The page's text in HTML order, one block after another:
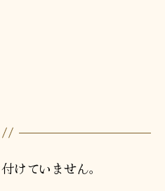
けていません。